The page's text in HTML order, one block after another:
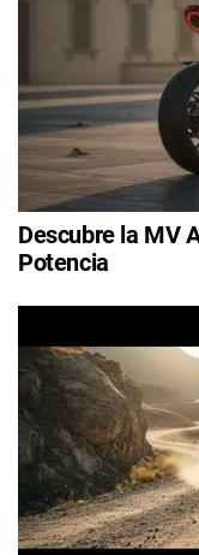
Descubre la MV
Potencia